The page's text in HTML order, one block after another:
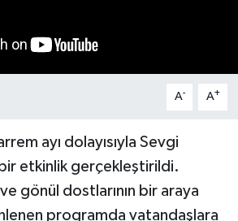
A- A+
ayı dolayısıyla Sevgi
bir etkinlik gerçekleştirildi.
gönül dostlarının bir araya
programda vatandaşlara